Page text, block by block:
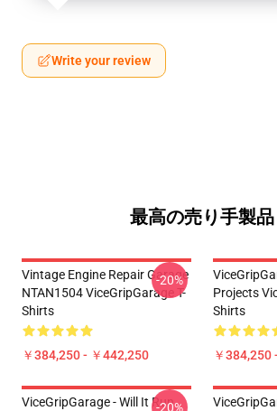
Write your review
最高の売り手製品
Vintage Engine Repair Garage
NTAN1504 ViceGripGarage T-
Shirts
￥384,250 - ￥442,250
-20%
Projects
Shirts
￥384,250
ViceGripGarage - Will It Run
-20%